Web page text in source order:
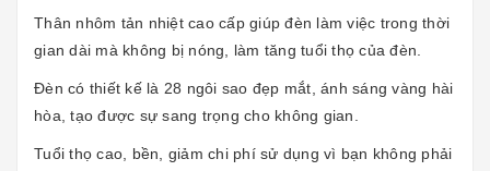
Thân nhôm tản nhiệt cao cấp giúp đèn làm việc trong thời
gian dài mà không bị nóng, làm tăng tuổi thọ của đèn.
Đèn có thiết kế là 28 ngôi sao đẹp mắt, ánh sáng vàng hài
hòa, tạo được sự sang trọng cho không gian.
Tuổi thọ cao, bền, giảm chi phí sử dụng vì bạn không phải